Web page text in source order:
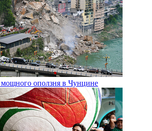
мощного оползня в Чунцине